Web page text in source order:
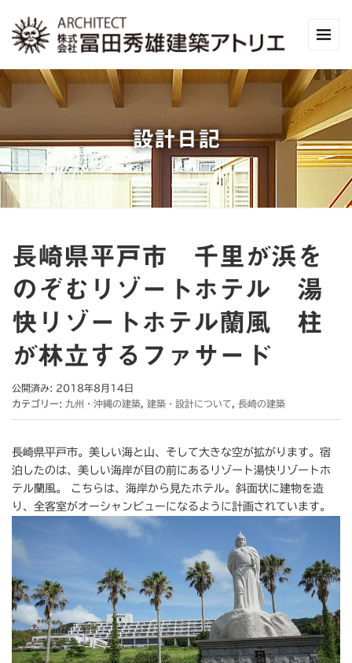
設計日記
長崎県平戸市 千里が浜を
のぞむリゾートホテル 湯
快リゾートホテル蘭風 柱
が林立するファサード
公開済み: 2018年8月14日
カテゴリー: 九州・沖縄の建築 建築・設計について 長崎の建築
長崎県平戸市。美しい海と山、そして大きな空が拡がります。宿
泊したのは、美しい海岸が目の前にあるリゾート湯快リゾートホ
テル蘭風。 こちらは、海岸から見たホテル。斜面状に建物を造
り、全客室がオーシャンビューになるように計画されています。